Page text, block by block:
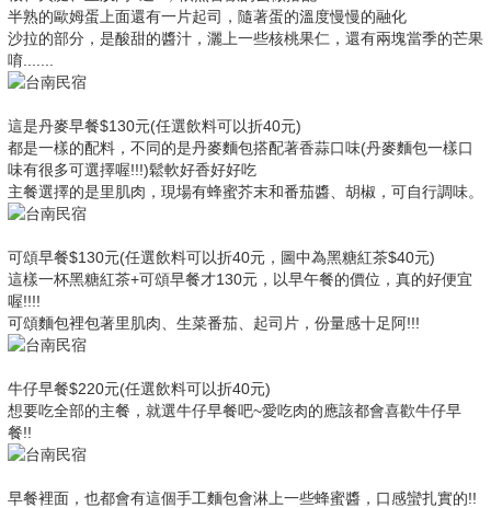
半熟的歐姆蛋上面還有一片起司，隨著蛋的溫度慢慢的融化
沙拉的部分，是酸甜的醬汁，灑上一些核桃果仁，還有兩塊當季的芒果
唷.......
這是丹麥早餐$130元(任選飲料可以折40元)
都是一樣的配料，不同的是丹麥麵包搭配著香蒜口味(丹麥麵包一樣口
味有很多可選擇喔!!!)鬆軟好香好好吃
主餐選擇的是里肌肉，現場有蜂蜜芥末和番茄醬、胡椒，可自行調味。
可頌早餐$130元(任選飲料可以折40元，圖中為黑糖紅茶$40元)
這樣一杯黑糖紅茶+可頌早餐才130元，以早午餐的價位，真的好便宜
喔!!!!
可頌麵包裡包著里肌肉、生菜番茄、起司片，份量感十足阿!!!
牛仔早餐$220元(任選飲料可以折40元)
想要吃全部的主餐，就選牛仔早餐吧~愛吃肉的應該都會喜歡牛仔早
餐!!
早餐裡面，也都會有這個手工麵包會淋上一些蜂蜜醬，口感蠻扎實的!!